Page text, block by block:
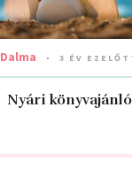
Dalma 3 ÉV
Nyári könyvajánló